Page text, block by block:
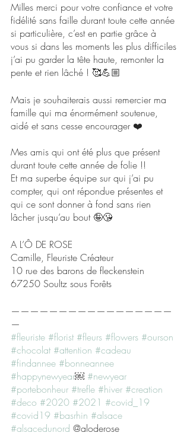
Milles merci pour votre confiance et votre
fidélité sans faille durant toute cette année
si particulière, c’est en partie grâce à
vous si dans les moments les plus difficiles
j’ai pu garder la tête haute, remonter la
pente et rien lâché ! 🥰💪🏼
Mais je souhaiterais aussi remercier ma
famille qui ma énormément soutenue,
aidé et sans cesse encourager ❤️
Mes amis qui ont été plus que présent
durant toute cette année de folie !!
Et ma superbe équipe sur qui j’ai pu
compter, qui ont répondue présentes et
qui ce sont donner à fond sans rien
lâcher jusqu’au bout 🤪😘
A L’Ô DE ROSE
Camille, Fleuriste Créateur
10 rue des barons de fleckenstein
67250 Soultz sous Forêts
—————————————————
—
#fleuriste #florist #fleurs #flowers #ourson
#chocolat #attention #cadeau
#findannee #bonneannee
#happynewyear￼ #newyear
#portebonheur #trefle #hiver #creation
#deco #2020 #2021 #covid_19
#covid19 #basrhin #alsace
#alsacedunord @aloderose